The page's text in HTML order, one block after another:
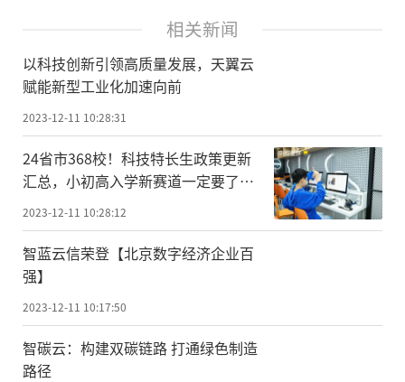
相关新闻
以科技创新引领高质量发展，天翼云
赋能新型工业化加速向前
2023-12-11 10:28:31
24省市368校！科技特长生政策更新
汇总，小初高入学新赛道一定要了
解！
2023-12-11 10:28:12
智蓝云信荣登【北京数字经济企业百
强】
2023-12-11 10:17:50
智碳云：构建双碳链路 打通绿色制造
路径